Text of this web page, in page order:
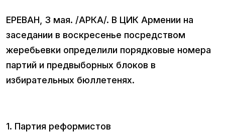
ЕРЕВАН, 3 мая. /АРКА/. В ЦИК Армении на
заседании в воскресенье посредством
жеребьевки определили порядковые номера
партий и предвыборных блоков в
избирательных бюллетенях.
1. Партия реформистов